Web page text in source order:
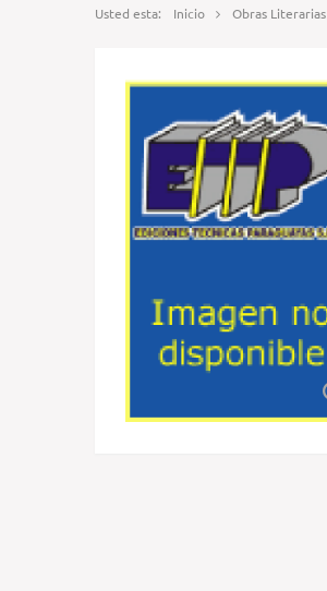
Usted esta: Inicio Obras Literarias